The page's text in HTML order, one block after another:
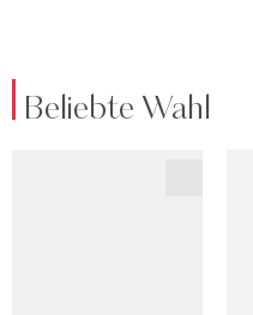
Beliebte Wahl